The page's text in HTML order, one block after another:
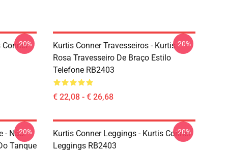
Conner
-20%
Kurtis Conner Travesseiros - Kurtis
Rosa Travesseiro De Braço Estilo
Telefone RB2403
€ 22,08 - € 26,68
-20%
- Não.
Tanque
-20%
Kurtis Conner Leggings - Kurtis Conner
Leggings RB2403
-20%